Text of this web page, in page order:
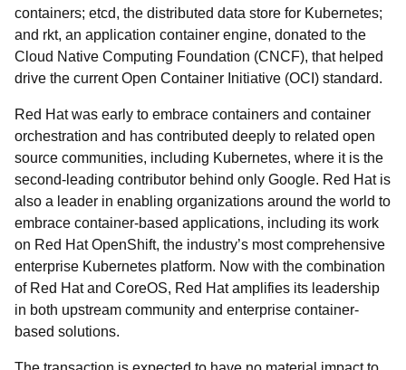
containers; etcd, the distributed data store for Kubernetes;
and rkt, an application container engine, donated to the
Cloud Native Computing Foundation (CNCF), that helped
drive the current Open Container Initiative (OCI) standard.
Red Hat was early to embrace containers and container
orchestration and has contributed deeply to related open
source communities, including Kubernetes, where it is the
second-leading contributor behind only Google. Red Hat is
also a leader in enabling organizations around the world to
embrace container-based applications, including its work
on Red Hat OpenShift, the industry’s most comprehensive
enterprise Kubernetes platform. Now with the combination
of Red Hat and CoreOS, Red Hat amplifies its leadership
in both upstream community and enterprise container-
based solutions.